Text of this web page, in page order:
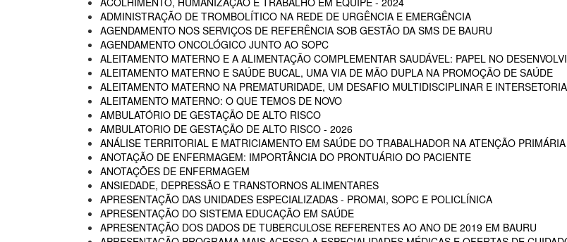
ADMINISTRAÇÃO DE TROMBOLÍTICO NA REDE DE URGÊNCIA E EMERGÊNCIA
AGENDAMENTO NOS SERVIÇOS DE REFERÊNCIA SOB GESTÃO DA SMS DE BAURU
AGENDAMENTO ONCOLÓGICO JUNTO AO SOPC
ALEITAMENTO MATERNO E A ALIMENTAÇÃO COMPLEMENTAR SAUDÁVEL: PAPEL NO
ALEITAMENTO MATERNO E SAÚDE BUCAL, UMA VIA DE MÃO DUPLA NA PROMOÇÃO DE SAÚDE
ALEITAMENTO MATERNO NA PREMATURIDADE, UM DESAFIO MULTIDISCIPLINAR E
ALEITAMENTO MATERNO: O QUE TEMOS DE NOVO
AMBULATÓRIO DE GESTAÇÃO DE ALTO RISCO
AMBULATORIO DE GESTAÇÃO DE ALTO RISCO - 2026
ANÁLISE TERRITORIAL E MATRICIAMENTO EM SAÚDE DO TRABALHADOR NA ATENÇÃO
ANOTAÇÃO DE ENFERMAGEM: IMPORTÂNCIA DO PRONTUÁRIO DO PACIENTE
ANOTAÇÕES DE ENFERMAGEM
ANSIEDADE, DEPRESSÃO E TRANSTORNOS ALIMENTARES
APRESENTAÇÃO DAS UNIDADES ESPECIALIZADAS - PROMAI, SOPC E POLICLÍNICA
APRESENTAÇÃO DO SISTEMA EDUCAÇÃO EM SAÚDE
APRESENTAÇÃO DOS DADOS DE TUBERCULOSE REFERENTES AO ANO DE 2019 EM BAURU